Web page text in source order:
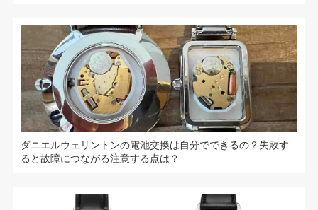
ダニエルウェリントンの電池交換は自分でできるの？失敗す
ると故障につながる注意する点は？